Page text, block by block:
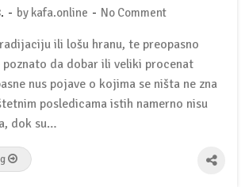
- by kafa.online - No Comment
ili lošu hranu, te preopasno
da dobar ili veliki procenat
nus pojave o kojima se ništa ne zna
posledicama istih namerno nisu
dok su…